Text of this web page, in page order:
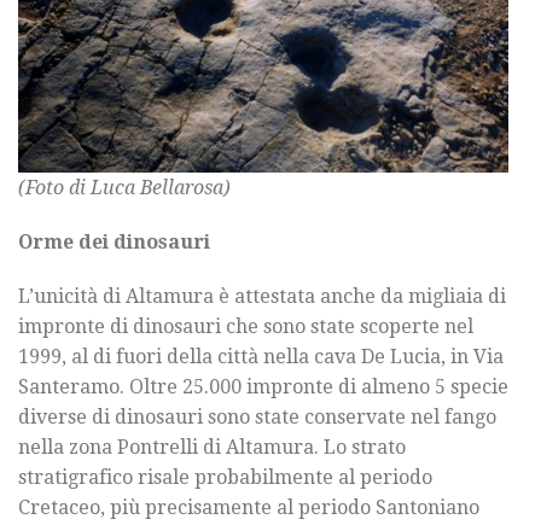
(Foto di Luca Bellarosa)
Orme dei dinosauri
L’unicità di Altamura è attestata anche da migliaia di
impronte di dinosauri che sono state scoperte nel
1999, al di fuori della città nella cava De Lucia, in Via
Santeramo. Oltre 25.000 impronte di almeno 5 specie
diverse di dinosauri sono state conservate nel fango
nella zona Pontrelli di Altamura. Lo strato
stratigrafico risale probabilmente al periodo
Cretaceo, più precisamente al periodo Santoniano